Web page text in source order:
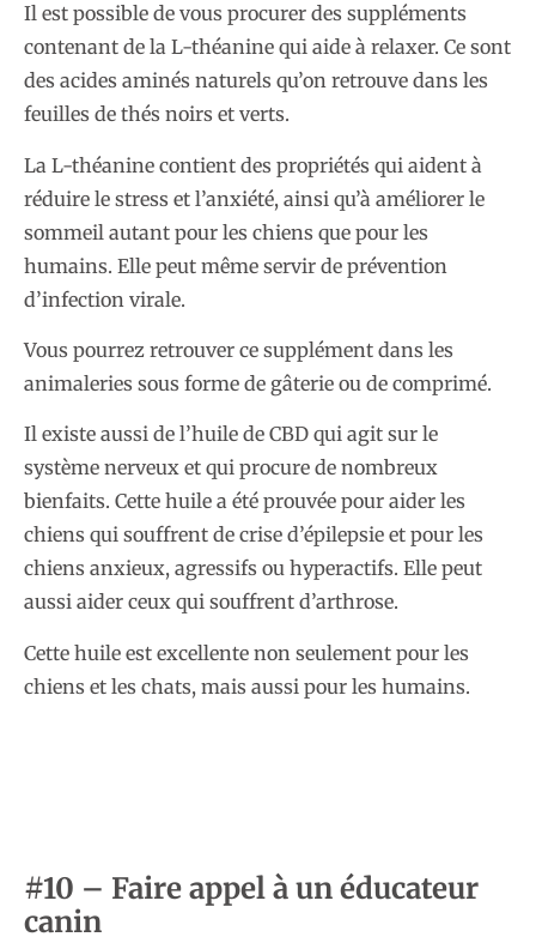
Il est possible de vous procurer des suppléments
contenant de la L-théanine qui aide à relaxer. Ce sont
des acides aminés naturels qu’on retrouve dans les
feuilles de thés noirs et verts.
La L-théanine contient des propriétés qui aident à
réduire le stress et l’anxiété, ainsi qu’à améliorer le
sommeil autant pour les chiens que pour les
humains. Elle peut même servir de prévention
d’infection virale.
Vous pourrez retrouver ce supplément dans les
animaleries sous forme de gâterie ou de comprimé.
Il existe aussi de l’huile de CBD qui agit sur le
système nerveux et qui procure de nombreux
bienfaits. Cette huile a été prouvée pour aider les
chiens qui souffrent de crise d’épilepsie et pour les
chiens anxieux, agressifs ou hyperactifs. Elle peut
aussi aider ceux qui souffrent d’arthrose.
Cette huile est excellente non seulement pour les
chiens et les chats, mais aussi pour les humains.
#10 – Faire appel à un éducateur
canin